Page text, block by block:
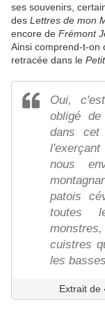
ses souvenirs,
des Lettres de mon
encore de Frémont
Ainsi comprend-t-on
retracée dans le
Oui,
obligé
dans
nous
patois
toutes
cuistres
les
Extrait de